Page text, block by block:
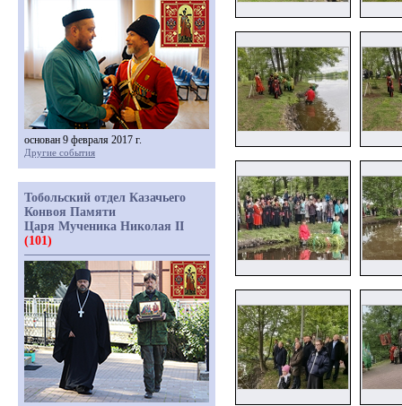
основан 9 февраля 2017 г.
Другие события
Тобольский отдел Казачьего
Конвоя Памяти
Царя Мученика Николая II
(101)